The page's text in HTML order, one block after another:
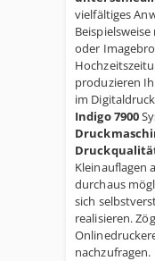
vielfältiges
oder
produzieren
im
Indigo 7900
Kleinauflagen
durchaus
sich
realisieren.
nachzufragen.